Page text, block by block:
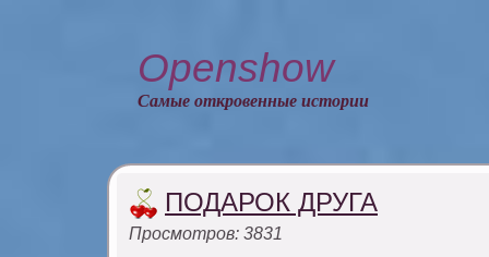
Openshow
Самые откровенные истории
ПОДАРОК ДРУГА
Просмотров: 3831